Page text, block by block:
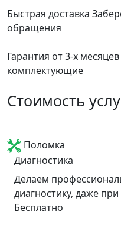
Быстрая доставка
обращения
Гарантия от 3-х
комплектующие
Стоимость
Поломка
Диагностика
Делаем
диагностику, даже
Бесплатно